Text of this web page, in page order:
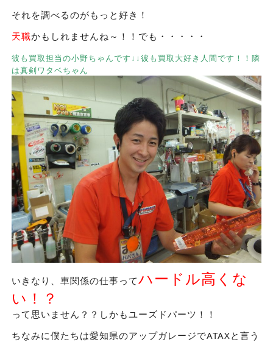
それを調べるのがもっと好き！
天職かもしれませんね～！！でも・・・・・
彼も買取担当の小野ちゃんです↓↓彼も買取大好き人間です！！隣
は真剣ワタベちゃん
いきなり、車関係の仕事ってハードル高くな
い！？
って思いません？？しかもユーズドパーツ！！
ちなみに僕たちは愛知県のアップガレージでATAXと言う